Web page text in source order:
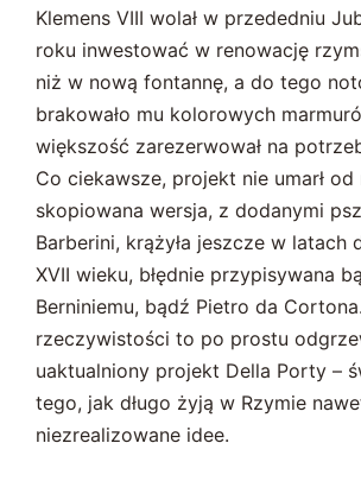
Klemens VIII wolał w przededniu
roku inwestować w renowację
niż w nową fontannę, a do tego
brakowało mu kolorowych
większość zarezerwował na
Co ciekawsze, projekt nie umarł od
skopiowana wersja, z dodanymi
Barberini, krążyła jeszcze w latach
XVII wieku, błędnie przypisywana
Berniniemu, bądź Pietro da
rzeczywistości to po prostu
uaktualniony projekt Della Porty –
tego, jak długo żyją w Rzymie
niezrealizowane idee.